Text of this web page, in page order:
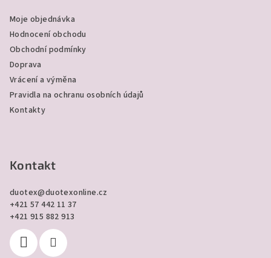
Moje objednávka
Hodnocení obchodu
Obchodní podmínky
Doprava
Vrácení a výměna
Pravidla na ochranu osobních údajů
Kontakty
Kontakt
duotex@duotexonline.cz
+421 57 442 11 37
+421 915 882 913